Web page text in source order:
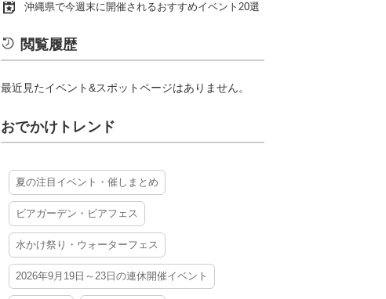
沖縄県で今週末に開催されるおすすめイベント20選
閲覧履歴
最近見たイベント&スポットページはありません。
おでかけトレンド
夏の注目イベント・催しまとめ
ビアガーデン・ビアフェス
水かけ祭り・ウォーターフェス
2026年9月19日～23日の連休開催イベント